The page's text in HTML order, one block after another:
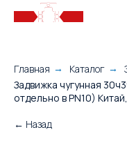
Главная → Каталог →
Задвижка чугунная
отдельно в PN10)
← Назад